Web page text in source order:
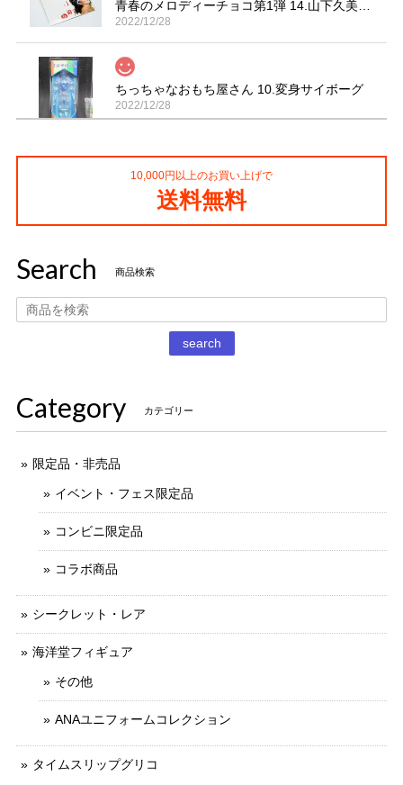
2022/12/28
ちっちゃなおもち屋さん 10.変身サイボーグ
2022/12/28
2021/11/13
丁寧な梱包で本日受け取りました。 だるまストーブ探してた
のでとても嬉しいです 扇風機もブタの蚊取り線香も可愛いで
10,000円以上のお買い上げで
送料無料
Search 商品検索
search
Category カテゴリー
限定品・非売品
イベント・フェス限定品
コンビニ限定品
コラボ商品
シークレット・レア
海洋堂フィギュア
その他
ANAユニフォームコレクション
タイムスリップグリコ